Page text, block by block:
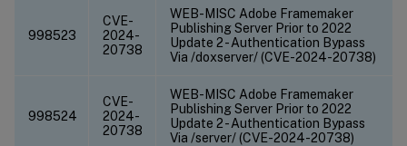
998523
CVE-
2024-
20738
WEB-MISC Adobe Framemaker
Publishing Server Prior to 2022
Update 2 - Authentication Bypass
Via /doxserver/ (CVE-2024-20738)
998524
CVE-
2024-
20738
WEB-MISC Adobe Framemaker
Publishing Server Prior to 2022
Update 2 - Authentication Bypass
Via /server/ (CVE-2024-20738)